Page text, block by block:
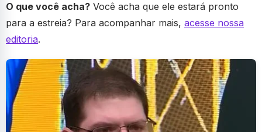
O que você acha? Você acha que ele estará pronto
para a estreia? Para acompanhar mais, acesse nossa
editoria.